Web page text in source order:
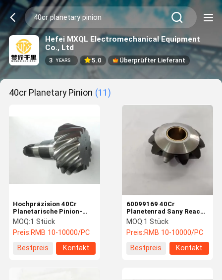
Hefei MXQL Electromechanical Equipment
Co., Ltd
3 YEARS 5.0 Überprüfter Lieferant
40cr Planetary Pinion (11)
Hochpräzision 40Cr
Planetarische Pinion-
Beckenwinkel
Zahnkombination
Einfache Installation
MOQ:1 Stück
Preis:RMB 10-10000/PC
Bestpreis
Kontakt
60099169 40Cr
Planetenrad Sany Reach
Stacker Teile anpassbar
MOQ:1 Stück
Preis:RMB 10-10000/PC
Bestpreis
Kontakt